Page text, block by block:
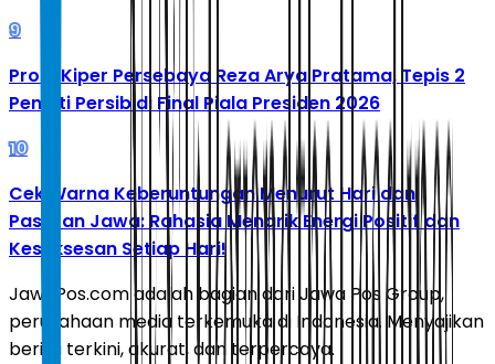
9
Profil Kiper Persebaya Reza Arya Pratama, Tepis 2
Penalti Persib di Final Piala Presiden 2026
10
Cek Warna Keberuntungan Menurut Hari dan
Pasaran Jawa: Rahasia Menarik Energi Positif dan
Kesuksesan Setiap Hari!
JawaPos.com adalah bagian dari Jawa Pos Group,
perusahaan media terkemuka di Indonesia. Menyajikan
berita terkini, akurat, dan terpercaya.